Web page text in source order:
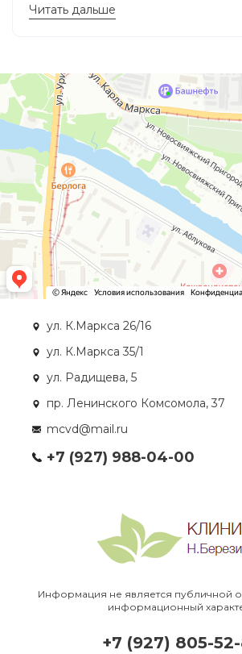
Читать дальше
ул. К.Маркса 26/16
ул. К.Маркса 35/1
ул. Радищева, 5
пр. Ленинского Комсомола, 37
mcvd@mail.ru
+7 (927) 988-04-00
Информация не является публичной
информационный
+7 (927) 805-52-